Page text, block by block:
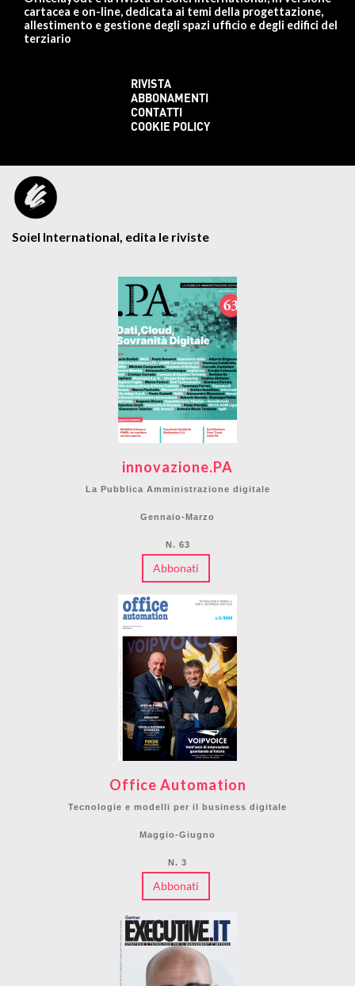
cartacea e on-line, dedicata ai temi della progettazione,
allestimento e gestione degli spazi ufficio e degli edifici del
terziario
RIVISTA
ABBONAMENTI
CONTATTI
COOKIE POLICY
Soiel International, edita le riviste
innovazione.PA
La Pubblica Amministrazione digitale
Gennaio-Marzo
N. 63
Abbonati
Office Automation
Tecnologie e modelli per il business digitale
Maggio-Giugno
N. 3
Abbonati